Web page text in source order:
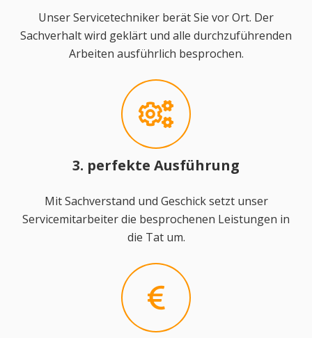
Unser Servicetechniker berät Sie vor Ort. Der
Sachverhalt wird geklärt und alle durchzuführenden
Arbeiten ausführlich besprochen.
3. perfekte Ausführung
Mit Sachverstand und Geschick setzt unser
Servicemitarbeiter die besprochenen Leistungen in
die Tat um.